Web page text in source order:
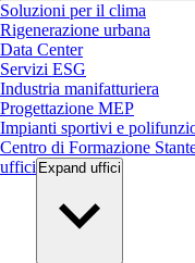
Soluzioni per il clima
Rigenerazione urbana
Data Center
Servizi ESG
Industria manifatturiera
Progettazione MEP
Impianti sportivi e
Centro di Formazione
uffici Expand uffici